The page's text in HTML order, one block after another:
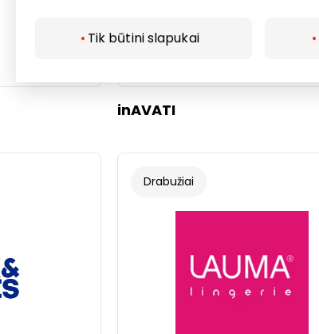
Tik būtini slapukai
inAVATI
Drabužiai